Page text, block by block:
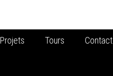
Projets Tours Contact